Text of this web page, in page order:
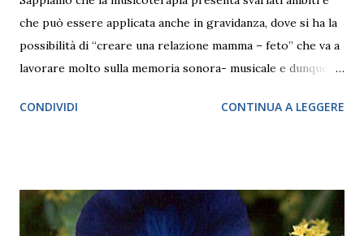
che può essere applicata anche in gravidanza, dove si ha la
possibilità di “creare una relazione mamma – feto” che va a
lavorare molto sulla memoria sonora- musicale e dunque
particolare questo momento? La musica svolge un ruolo
strettamente uniti. È noto che la musica favorisce la
maturazione della capacità di pensare e la soggettivazione:
CONDIVIDI CONTINUA A LEGGERE